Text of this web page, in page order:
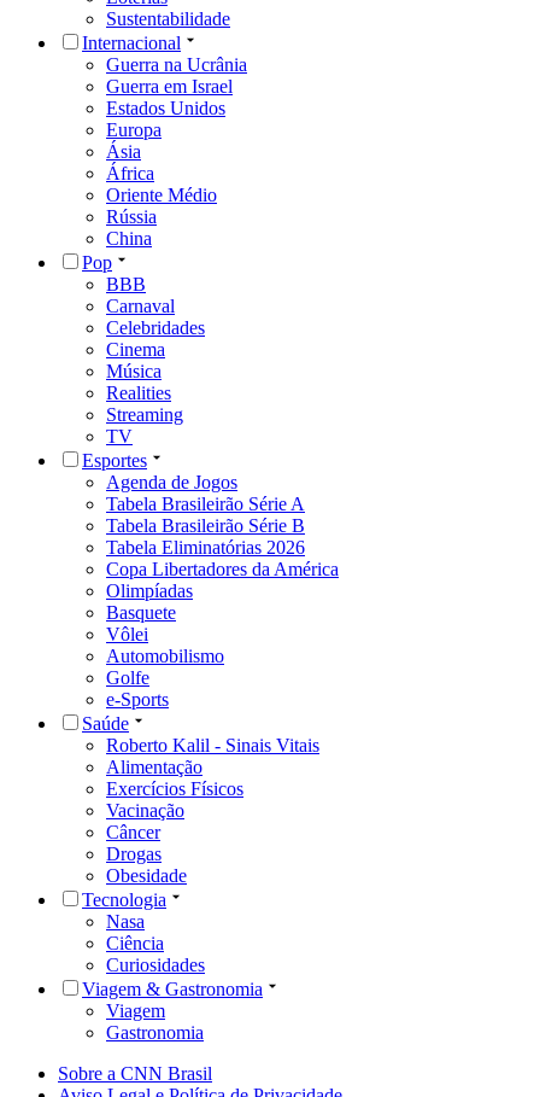
Sustentabilidade
Internacional
Guerra na Ucrânia
Guerra em Israel
Estados Unidos
Europa
Ásia
África
Oriente Médio
Rússia
China
Pop
BBB
Carnaval
Celebridades
Cinema
Música
Realities
Streaming
TV
Esportes
Agenda de Jogos
Tabela Brasileirão Série A
Tabela Brasileirão Série B
Tabela Eliminatórias 2026
Copa Libertadores da América
Olimpíadas
Basquete
Vôlei
Automobilismo
Golfe
e-Sports
Saúde
Roberto Kalil - Sinais Vitais
Alimentação
Exercícios Físicos
Vacinação
Câncer
Drogas
Obesidade
Tecnologia
Nasa
Ciência
Curiosidades
Viagem & Gastronomia
Viagem
Gastronomia
Sobre a CNN Brasil